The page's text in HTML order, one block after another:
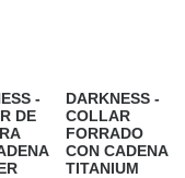
-
DE
DARKNESS -
COLLAR
FORRADO
CON CADENA
TITANIUM